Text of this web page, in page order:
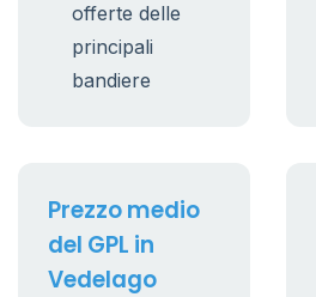
offerte delle
principali
bandiere
Prezzo medio
del GPL in
Vedelago